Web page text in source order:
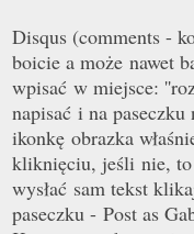
Disqus (comments -
boicie a może nawet
wpisać w miejsce:
napisać i na
ikonkę obrazka
kliknięciu, jeśli nie,
wysłać sam tekst
paseczku - Post as